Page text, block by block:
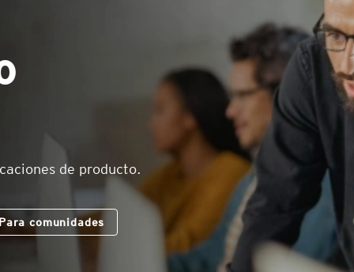
de producto.
Para comunidades